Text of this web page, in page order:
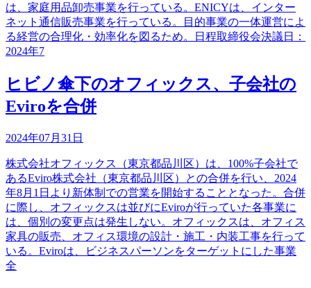
は、家庭用品卸売事業を行っている。ENICYは、インター
ネット通信販売事業を行っている。目的事業の一体運営によ
る経営の合理化・効率化を図るため。日程取締役会決議日：
2024年7
ヒビノ傘下のオフィックス、子会社の
Eviroを合併
2024年07月31日
株式会社オフィックス（東京都品川区）は、100%子会社で
あるEviro株式会社（東京都品川区）との合併を行い、2024
年8月1日より新体制での営業を開始することとなった。合併
に際し、オフィックスは並びにEviroが行っていた各事業に
は、個別の変更点は発生しない。オフィックスは、オフィス
家具の販売、オフィス環境の設計・施工・内装工事を行って
いる。Eviroは、ビジネスパーソンをターゲットにした事業
全